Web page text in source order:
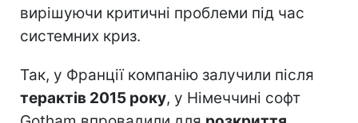
вирішуючи критичні проблеми під час
системних криз.
Так, у Франції компанію залучили після
терактів 2015 року, у Німеччині софт